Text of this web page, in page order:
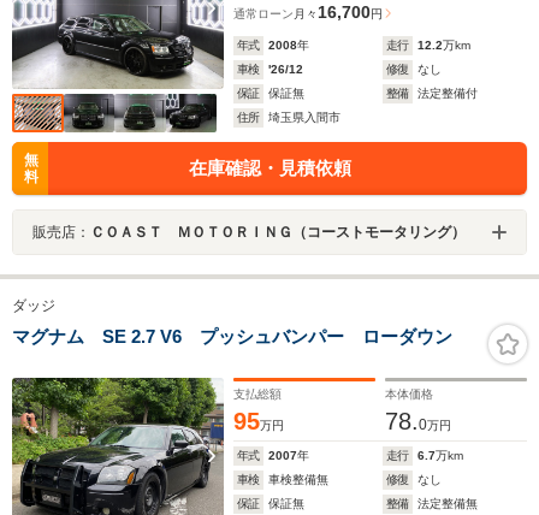
通常ローン 月々 16,700円
年式 2008年 走行 12.2万km
車検
'26/12 修復
なし
保証
保証無 整備
法定整備付
住所
埼玉県入間市
無
料
在庫確認・見積依頼
販売店： ＣＯＡＳＴ ＭＯＴＯＲＩＮＧ（コーストモータリング）
ダッジ
マグナム SE 2.7 V6 プッシュバンパー ローダウン
支払総額
95万円
本体価格
78.0万円
年式 2007年 走行 6.7万km
車検
車検整備無 修復
なし
保証
保証無 整備
法定整備無